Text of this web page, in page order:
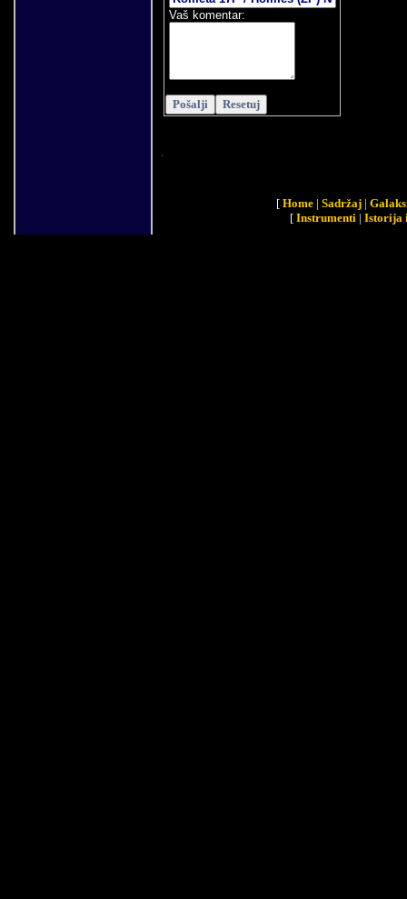
Vaš komentar:
[ Home | Sadržaj |
[ Instrumenti | Istorija